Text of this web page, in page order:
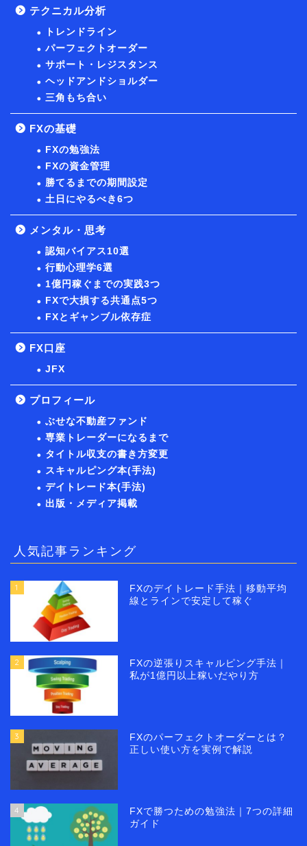
テクニカル分析
トレンドライン
パーフェクトオーダー
サポート・レジスタンス
ヘッドアンドショルダー
三角もち合い
FXの基礎
FXの勉強法
FXの資金管理
勝てるまでの期間設定
土日にやるべき6つ
メンタル・思考
認知バイアス10選
行動心理学6選
1億円稼ぐまでの実践3つ
FXで大損する共通点5つ
FXとギャンブル依存症
FX口座
JFX
プロフィール
ぶせな不動産ファンド
専業トレーダーになるまで
タイトル収支の書き方変更
スキャルピング本(手法)
デイトレード本(手法)
出版・メディア掲載
人気記事ランキング
1
FXのデイトレード手法｜移動平均
線とラインで安定して稼ぐ
2
FXの逆張りスキャルピング手法｜
私が1億円以上稼いだやり方
3
FXのパーフェクトオーダーとは？
正しい使い方を実例で解説
4
FXで勝つための勉強法｜7つの詳細
ガイド